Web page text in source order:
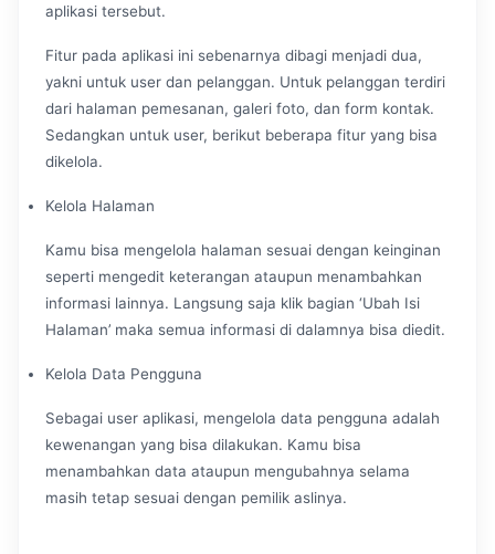
aplikasi tersebut.
Fitur pada aplikasi ini sebenarnya dibagi menjadi dua,
yakni untuk user dan pelanggan. Untuk pelanggan terdiri
dari halaman pemesanan, galeri foto, dan form kontak.
Sedangkan untuk user, berikut beberapa fitur yang bisa
dikelola.
Kelola Halaman
Kamu bisa mengelola halaman sesuai dengan keinginan
seperti mengedit keterangan ataupun menambahkan
informasi lainnya. Langsung saja klik bagian ‘Ubah Isi
Halaman’ maka semua informasi di dalamnya bisa diedit.
Kelola Data Pengguna
Sebagai user aplikasi, mengelola data pengguna adalah
kewenangan yang bisa dilakukan. Kamu bisa
menambahkan data ataupun mengubahnya selama
masih tetap sesuai dengan pemilik aslinya.